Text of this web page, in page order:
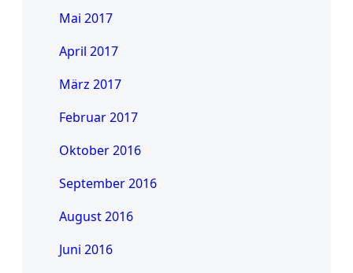
Mai 2017
April 2017
März 2017
Februar 2017
Oktober 2016
September 2016
August 2016
Juni 2016